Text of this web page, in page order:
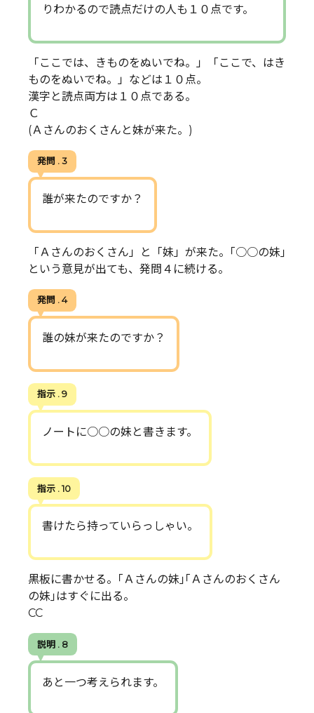
りわかるので読点だけの人も１０点です。
「ここでは、きものをぬいでね。」「ここで、はき
ものをぬいでね。」などは１０点。
漢字と読点両方は１０点である。
Ｃ
(Ａさんのおくさんと妹が来た。)
発問 . 3
誰が来たのですか？
「Ａさんのおくさん」と「妹」が来た。｢○○の妹｣
という意見が出ても、発問４に続ける。
発問 . 4
誰の妹が来たのですか？
指示 . 9
ノートに○○の妹と書きます。
指示 . 10
書けたら持っていらっしゃい。
黒板に書かせる。｢Ａさんの妹｣｢Ａさんのおくさん
の妹｣はすぐに出る。
CC
説明 . 8
あと一つ考えられます。